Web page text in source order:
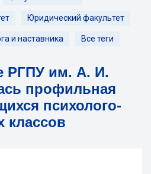
Юридический факультет
и наставника Все теги
РГПУ им. А. И.
профильная
психолого-
классов